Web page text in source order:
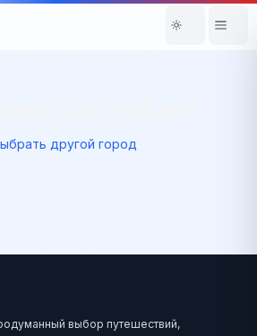
другой город
выбор путешествий,